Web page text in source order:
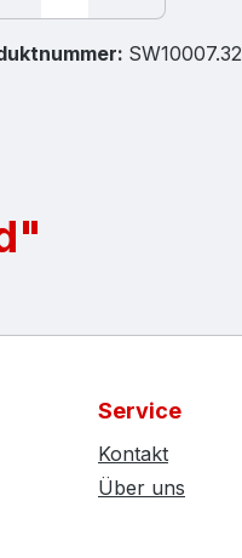
SW10007.32
Service
Kontakt
Über uns